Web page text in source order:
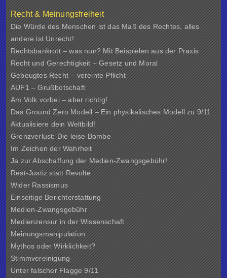
Recht & Meinungsfreiheit
Die Würde des Menschen ist das Maß des Rechtes, alles
andere ist Unrecht!
Rechtsbankrott – was nun? Mit Beispielen aus der Praxis
Recht und Gerechtigkeit – Gesetz und Moral
Gebeugtes Recht – vereinte Pflicht
AUF1 – Grußbotschaft
Am Volk vorbei – aber richtig!
Das Ground Zero Modell – Ein physikalisches Modell zu 9/11
Aktualisiere dein Weltbild!
Grenzverlust: Die leise Bombe
Im Zeichen der Wahrheit
Ja zur Abschaffung der Medien-Zwangsgebühr!
Rest-Justiz statt Revolte
Wider Rassismus
Einseitige Berichterstattung
Medien-Zwangsgebühr
Medienzensur in der Wissenschaft
Meinungsmanipulation
Mythos oder Wirklichkeit?
Stimmvereinigung
Unter falscher Flagge 9/11